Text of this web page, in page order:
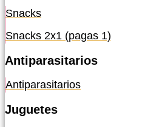
Snacks
Snacks 2x1 (pagas 1)
Antiparasitarios
Antiparasitarios
Juguetes